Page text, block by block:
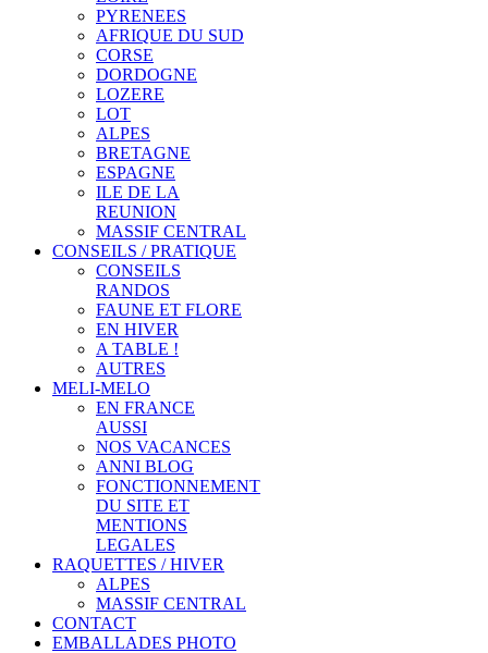
PYRENEES
AFRIQUE DU SUD
CORSE
DORDOGNE
LOZERE
LOT
ALPES
BRETAGNE
ESPAGNE
ILE DE LA
REUNION
MASSIF CENTRAL
CONSEILS / PRATIQUE
CONSEILS
RANDOS
FAUNE ET FLORE
EN HIVER
A TABLE !
AUTRES
MELI-MELO
EN FRANCE
AUSSI
NOS VACANCES
ANNI BLOG
FONCTIONNEMENT
DU SITE ET
MENTIONS
LEGALES
RAQUETTES / HIVER
ALPES
MASSIF CENTRAL
CONTACT
EMBALLADES PHOTO